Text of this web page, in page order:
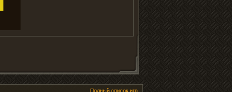
Полный список игр